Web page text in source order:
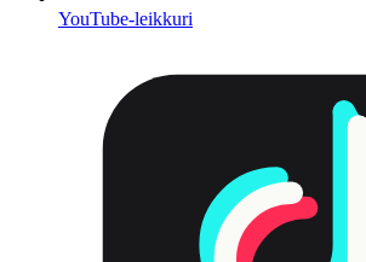
YouTube-leikkuri